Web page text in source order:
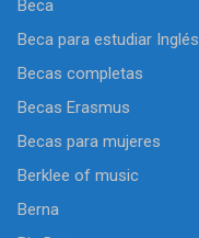
Beca
Beca para estudiar Inglés
Becas completas
Becas Erasmus
Becas para mujeres
Berklee of music
Berna